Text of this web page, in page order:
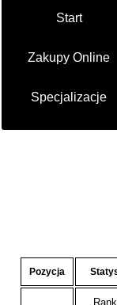
Start
Zakupy Online
Specjalizacje
Pozycja